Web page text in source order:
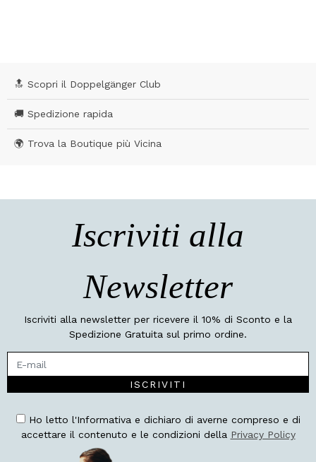
🔝 Scopri il Doppelgänger Club
🚚 Spedizione rapida
🌍 Trova la Boutique più Vicina
Iscriviti alla
Newsletter
Iscriviti alla newsletter per ricevere il 10% di Sconto e la
Spedizione Gratuita sul primo ordine.
ISCRIVITI
Ho letto l'Informativa e dichiaro di averne compreso e di
accettare il contenuto e le condizioni della Privacy Policy